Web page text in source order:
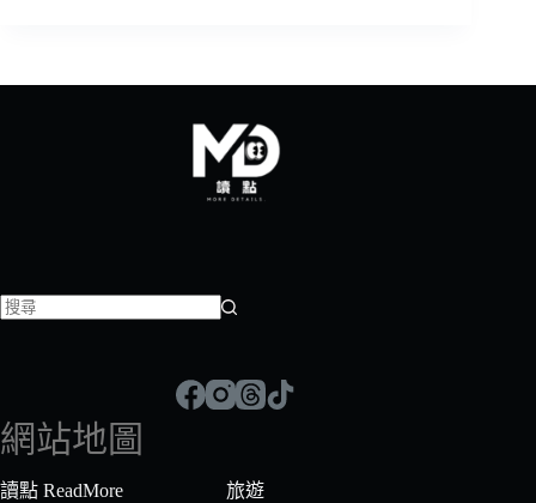
符
合
條
網站地圖
讀點 ReadMore
旅遊